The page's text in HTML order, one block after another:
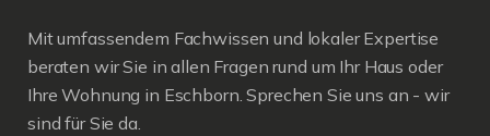
Mit umfassendem Fachwissen und lokaler Expertise
beraten wir Sie in allen Fragen rund um Ihr Haus oder
Ihre Wohnung in Eschborn. Sprechen Sie uns an - wir
sind für Sie da.